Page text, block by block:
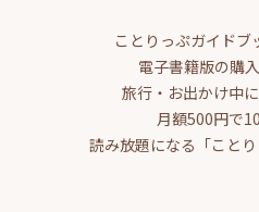
ことりっぷガイドブ
電子書籍版の購
旅行・お出かけ中
月額500円で
読み放題になる「こと